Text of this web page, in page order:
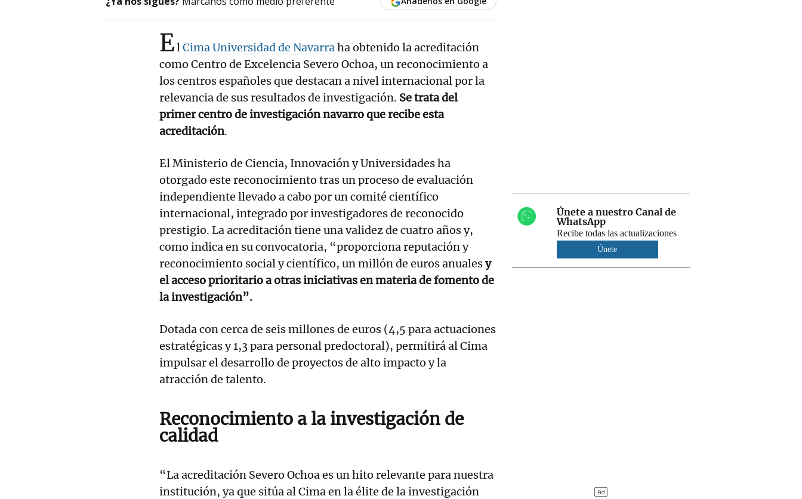
ElCima Universidad de Navarraha obtenido la acreditación
como Centro de Excelencia Severo Ochoa, un reconocimiento a
los centros españoles que destacan a nivel internacional por la
relevancia de sus resultados de investigación. Se trata del
primer centro de investigación navarro que recibe esta
acreditación.
El Ministerio de Ciencia, Innovación y Universidades ha
otorgado este reconocimiento tras un proceso de evaluación
independiente llevado a cabo por un comité científico
internacional, integrado por investigadores de reconocido
prestigio. La acreditación tiene una validez de cuatro años y,
como indica en su convocatoria, “proporciona reputación y
reconocimiento social y científico, un millón de euros anualesy
el acceso prioritario a otras iniciativas en materia de fomento de
la investigación”.
Dotada con cerca de seis millones de euros (4,5 para actuaciones
estratégicas y 1,3 para personal predoctoral), permitirá al Cima
impulsar el desarrollo de proyectos de alto impacto y la
atracción de talento.
Reconocimiento a la investigación de
calidad
“La acreditación Severo Ochoa es un hito relevante para nuestra
institución, ya que sitúa al Cima en la élite de la investigación
Únete a nuestro Canal de
WhatsApp
Recibe todas las actualizaciones
Únete